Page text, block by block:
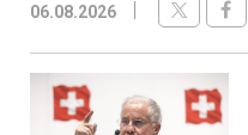
06.08.2026